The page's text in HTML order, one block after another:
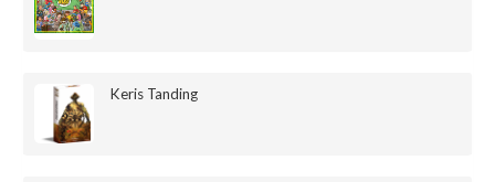
Keris Tanding